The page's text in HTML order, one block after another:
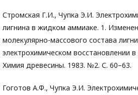
Стромская Г.И., Чупка Э.И.
лигнина в жидком аммиаке. 1.
молекулярно-массового состава
электрохимическом восстановлении
Химия древесины. 1983. №2. С. 60–63.
Гоготов А.Ф., Чупка Э.И.